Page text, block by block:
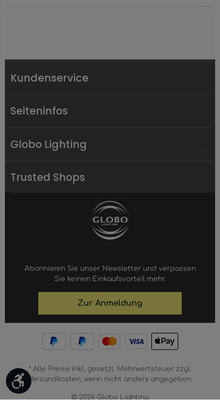
Kundenservice
Seiteninfos
Globo Lighting
Trusted Shops
Abonnieren Sie unser Newsletter und verpassen
Sie keinen Einkaufsvorteil mehr.
Zur Anmeldung
© 2026 Globo Lighting
* Alle Preise inkl. gesetzl. Mehrwertsteuer zzgl.
Versandkosten, wenn nicht anders angegeben.
Werkzeugleiste anzeigen